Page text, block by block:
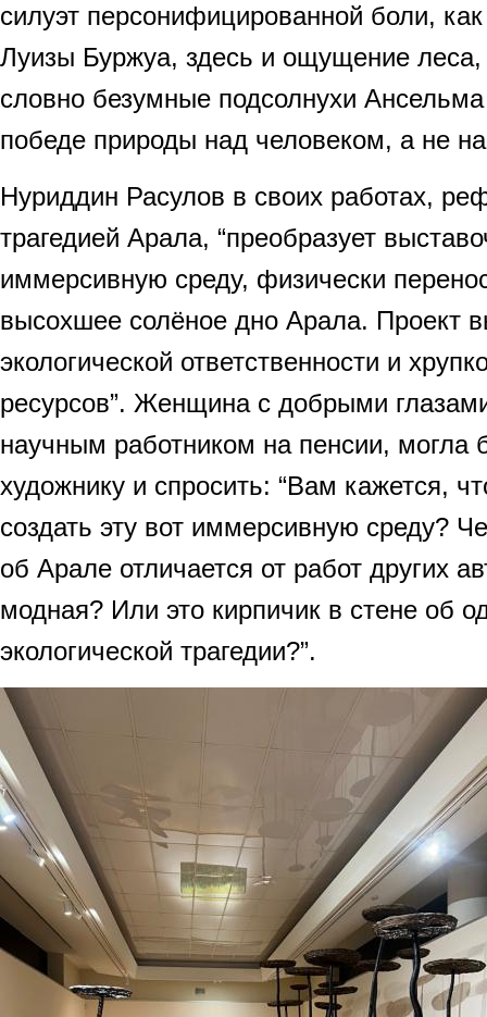
силуэт персонифицированной боли, как
Луизы Буржуа, здесь и ощущение леса,
словно безумные подсолнухи
победе природы над человеком, а не
Нуриддин Расулов в своих работах,
трагедией Арала, “преобразует
иммерсивную среду, физически
высохшее солёное дно Арала. Проект
экологической ответственности и
ресурсов”. Женщина с добрыми
научным работником на пенсии, могла
художнику и спросить: “Вам кажется,
создать эту вот иммерсивную среду?
об Арале отличается от работ других
модная? Или это кирпичик в стене об
экологической трагедии?”.